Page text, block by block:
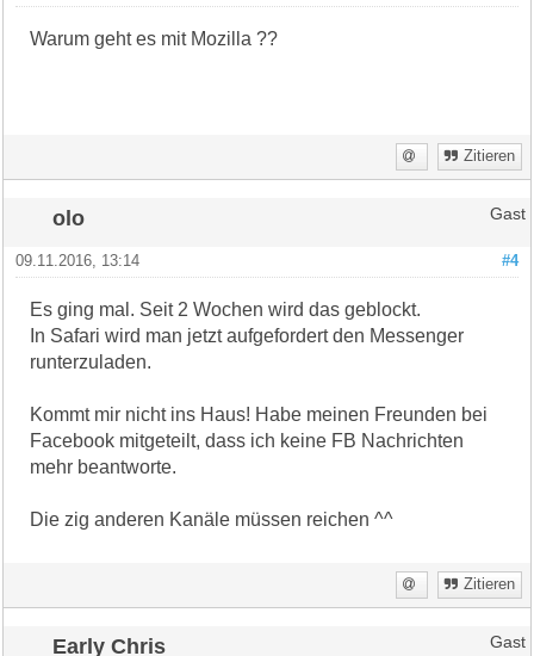
Warum geht es mit Mozilla ??
Zitieren
olo Gast
#4
09.11.2016, 13:14
Es ging mal. Seit 2 Wochen wird das geblockt.
In Safari wird man jetzt aufgefordert den Messenger
runterzuladen.
Kommt mir nicht ins Haus! Habe meinen Freunden bei
Facebook mitgeteilt, dass ich keine FB Nachrichten
mehr beantworte.
Die zig anderen Kanäle müssen reichen ^^
Zitieren
Early Chris Gast